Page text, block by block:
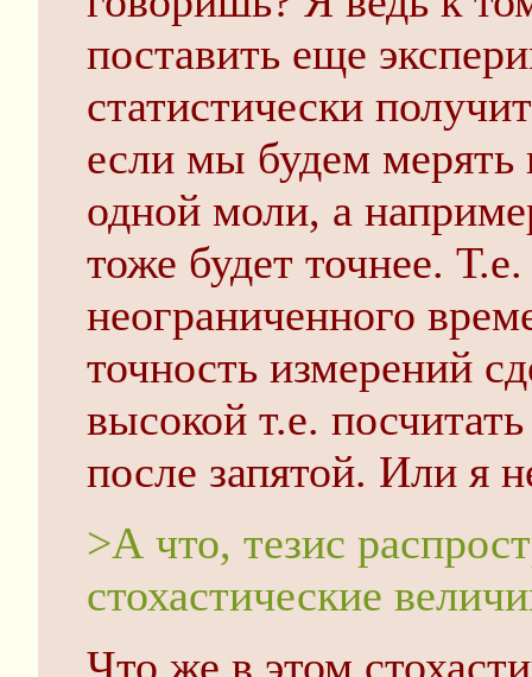
поставить еще
статистически
если мы будем мерять
одной моли, а
тоже будет точнее.
неограниченного
точность измерений
высокой т.е.
после запятой. Или я
>А что, тезис
стохастические
Что же в этом